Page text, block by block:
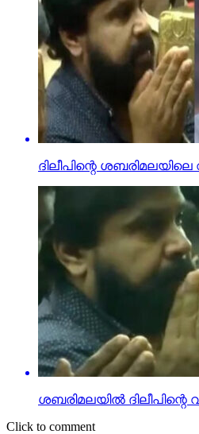
ദിലീപിന്റെ
ശബരിമലയില്‍
Click to comment